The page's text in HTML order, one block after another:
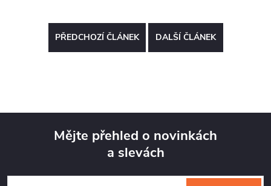
PŘEDCHOZÍ ČLÁNEK DALŠÍ ČLÁNEK
Mějte přehled o novinkách
a slevách